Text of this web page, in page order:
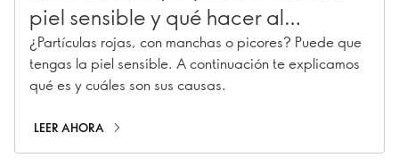
piel sensible y qué hacer al
respecto
¿Partículas rojas, con manchas o picores? Puede que
tengas la piel sensible. A continuación te explicamos
qué es y cuáles son sus causas.
LEER AHORA